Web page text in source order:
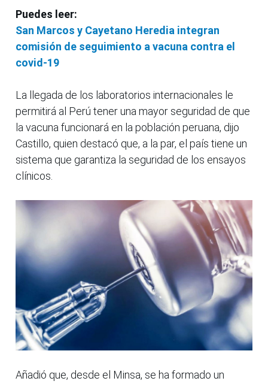
Puedes leer:
San Marcos y Cayetano Heredia integran
comisión de seguimiento a vacuna contra el
covid-19
La llegada de los laboratorios internacionales le
permitirá al Perú tener una mayor seguridad de que
la vacuna funcionará en la población peruana, dijo
Castillo, quien destacó que, a la par, el país tiene un
sistema que garantiza la seguridad de los ensayos
clínicos.
Añadió que, desde el Minsa, se ha formado un